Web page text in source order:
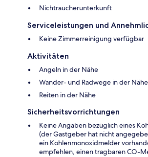
Nichtraucherunterkunft
Serviceleistungen und
Keine Zimmerreinigung verfügbar
Aktivitäten
Angeln in der Nähe
Wander- und Radwege in der Nähe
Reiten in der Nähe
Sicherheitsvorrichtungen
Keine Angaben bezüglich eines
(der Gastgeber hat nicht
ein Kohlenmonoxidmelder
empfehlen, einen tragbaren CO-